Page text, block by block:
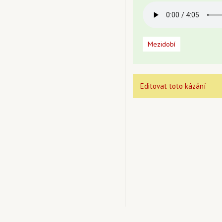
Mezidobí
Editovat toto kázání